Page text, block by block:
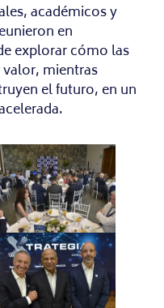
académicos y
en
explorar cómo las
mientras
el futuro, en un